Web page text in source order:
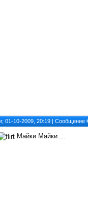
01-10-2009, 20:19 | Сообщение
Майки Майки....